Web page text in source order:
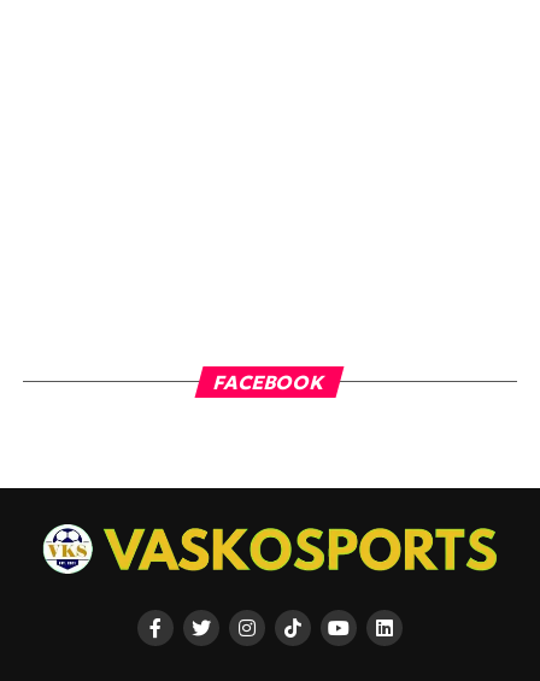
FACEBOOK